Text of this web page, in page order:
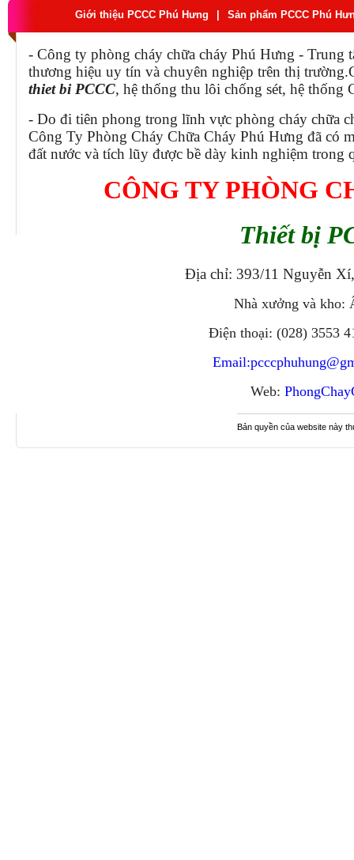
Giới thiệu PCCC Phú Hưng Sản phẩm PCCC Phú
- Công ty phòng cháy chữa cháy Phú Hưng - Trung
thương hiệu uy tín và chuyên nghiệp trên thị
thiet bi PCCC, hệ thống thu lôi chống sét, hệ thống
- Do đi tiên phong trong lĩnh vực phòng cháy chữa
Công Ty Phòng Cháy Chữa Cháy Phú Hưng đã có
đất nước và tích lũy được bề dày kinh nghiệm trong
CÔNG TY PHÒNG
Thiết bị
Địa chỉ: 393/11 Nguyễn
Nhà xưởng và kho:
Điện thoại: (028) 3553
Email:
Web:
Bản quyền của website này